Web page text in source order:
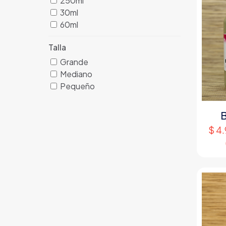
30ml
60ml
Talla
Grande
Mediano
Pequeño
$